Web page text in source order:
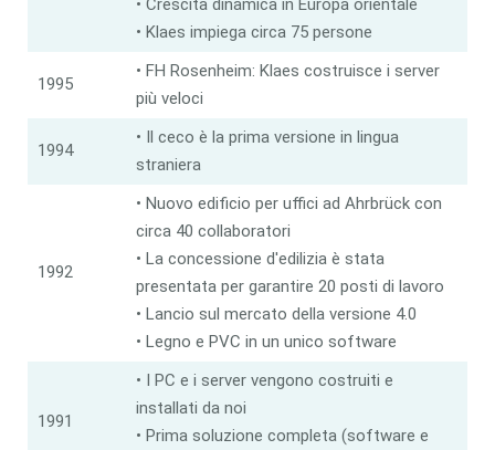
• Crescita dinamica in Europa orientale
• Klaes impiega circa 75 persone
1995
• FH Rosenheim: Klaes costruisce i server
più veloci
1994
• Il ceco è la prima versione in lingua
straniera
1992
• Nuovo edificio per uffici ad Ahrbrück con
circa 40 collaboratori
• La concessione d'edilizia è stata
presentata per garantire 20 posti di lavoro
• Lancio sul mercato della versione 4.0
• Legno e PVC in un unico software
1991
• I PC e i server vengono costruiti e
installati da noi
• Prima soluzione completa (software e